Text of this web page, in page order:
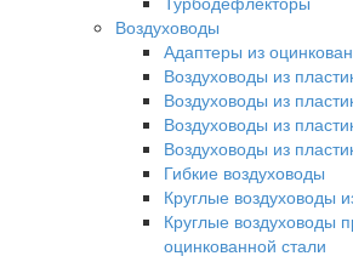
Воздуховоды
Адаптеры из
Воздуховоды из
Воздуховоды из
Воздуховоды из
Воздуховоды из
Гибкие воздуховоды
Круглые воздуховоды
Круглые воздуховоды
оцинкованной стали